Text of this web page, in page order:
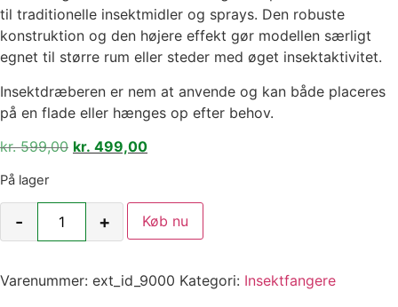
til traditionelle insektmidler og sprays. Den robuste
konstruktion og den højere effekt gør modellen særligt
egnet til større rum eller steder med øget insektaktivitet.
Insektdræberen er nem at anvende og kan både placeres
på en flade eller hænges op efter behov.
kr.599,00 kr. 499,00
På lager
- + Køb nu
Varenummer: ext_id_9000 Kategori: Insektfangere